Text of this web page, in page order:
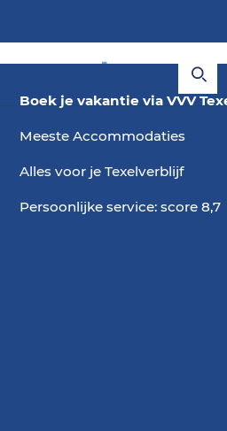
Boek je vakantie via VVV
Meeste Accommodaties
Alles voor je Texelverblijf
Persoonlijke service: score 8,7